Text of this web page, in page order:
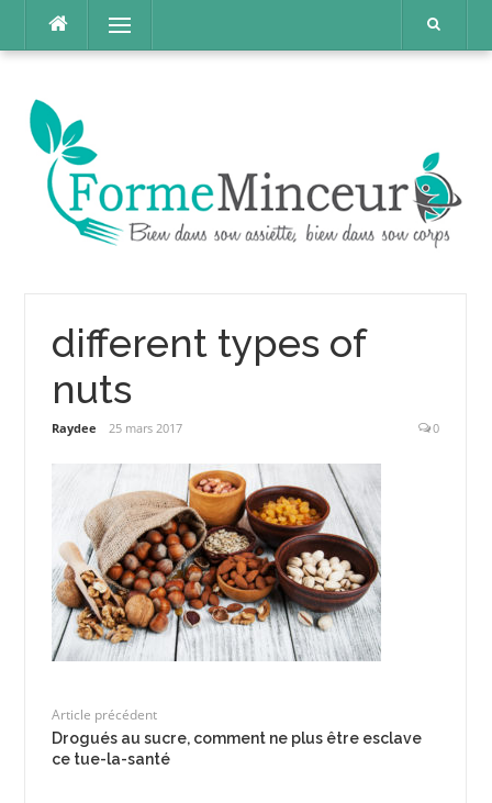
contenu
Menu
different types of
nuts
Raydee 25 mars 2017 0
Article précédent
Drogués au sucre, comment ne plus être esclave
ce tue-la-santé